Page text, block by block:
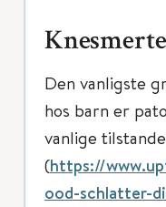
Den vanligste
hos barn er
vanlige
(https://
ood-schlatter-